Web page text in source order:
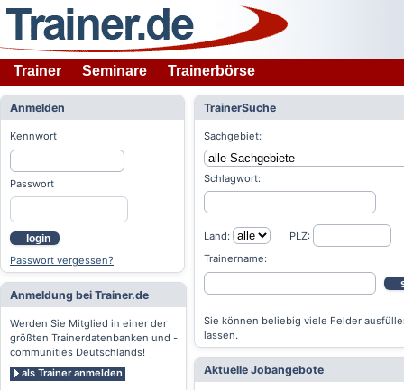
Trainer Seminare Trainerbörse
Anmelden
Kennwort
Passwort
login
Passwort vergessen?
Anmeldung bei Trainer.de
Werden Sie Mitglied in einer der
größten Trainerdatenbanken und -
communities Deutschlands!
als Trainer anmelden
TrainerSuche
Sachgebiet:
Schlagwort:
Land:
PLZ:
Trainername:
Sie können beliebig viele Felder
lassen.
Aktuelle Jobangebote